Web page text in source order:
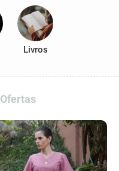
Livros
Ofertas